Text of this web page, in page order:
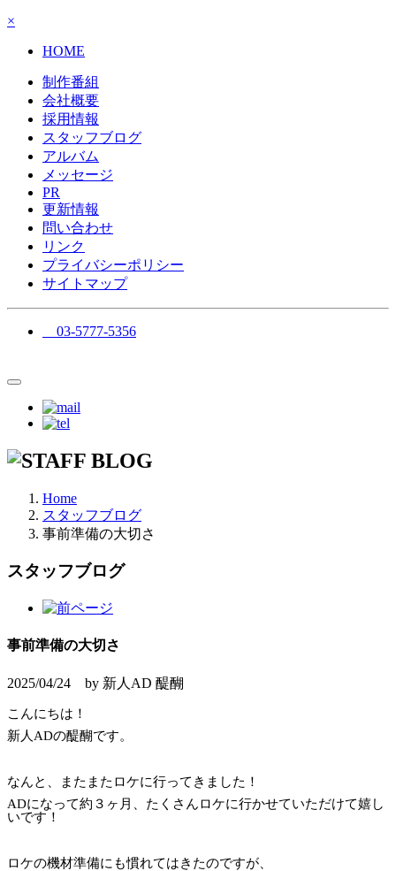
×
HOME
制作番組
会社概要
採用情報
スタッフブログ
アルバム
メッセージ
PR
更新情報
問い合わせ
リンク
プライバシーポリシー
サイトマップ
03-5777-5356
Home
スタッフブログ
事前準備の大切さ
スタッフブログ
事前準備の大切さ
2025/04/24 by 新人AD 醍醐
こんにちは！
新人ADの醍醐です。
なんと、またまたロケに行ってきました！
ADになって約３ヶ月、たくさんロケに行かせていただけて嬉し
いです！
ロケの機材準備にも慣れてはきたのですが、